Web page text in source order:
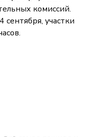
комиссий.
сентября, участки